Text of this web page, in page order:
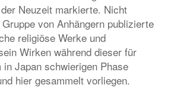
Neuzeit markierte. Nicht
von Anhängern publizierte
religiöse Werke und
Wirken während dieser für
Japan schwierigen Phase
hier gesammelt vorliegen.